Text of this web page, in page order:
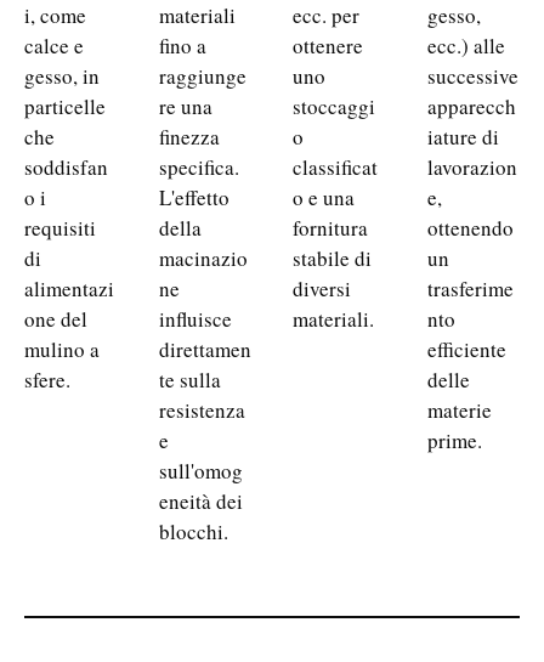
i, come
calce e
gesso, in
particelle
che
soddisfan
o i
requisiti
di
alimentazi
one del
mulino a
sfere.
materiali
fino a
raggiunge
re una
finezza
specifica.
L'effetto
della
macinazio
ne
influisce
direttamen
te sulla
resistenza
e
sull'omog
eneità dei
blocchi.
ecc. per
ottenere
uno
stoccaggi
o
classificat
o e una
fornitura
stabile di
diversi
materiali.
gesso,
ecc.) alle
successive
apparecch
iature di
lavorazion
e,
ottenendo
un
trasferime
nto
efficiente
delle
materie
prime.